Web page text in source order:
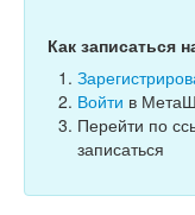
Как записаться
Войти в
Перейти по
записаться